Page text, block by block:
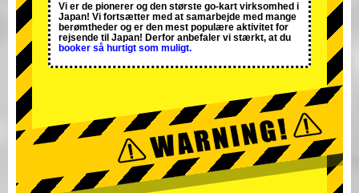
Vi er de pionerer og den største go-kart virksomhed i
Japan! Vi fortsætter med at samarbejde med mange
berømtheder og er den mest populære aktivitet for
rejsende til Japan! Derfor anbefaler vi stærkt, at du
booker så hurtigt som muligt.